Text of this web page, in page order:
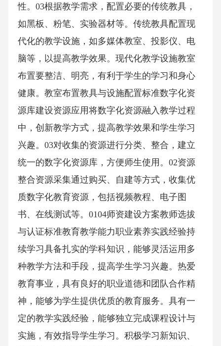
性。03根据教学需求，配置必要的传统教具，
如黑板、粉笔、实验器材等。传统教具配置现
代化的教学设施，如多媒体教室、投影仪、电
脑等，以提高教学效果。现代化教学设施教室
布置要整洁、明亮，有利于学生的学习和身心
健康。教室布置教具与设施配置标准数字化资
源库建设资源应用将数字化资源融入教学过程
中，创新教学方式，提高教学效果和学生学习
兴趣。03对收集的资源进行分类、整合，建立
统一的数字化资源库，方便师生使用。02资源
整合资源采集通过购买、自建等方式，收集优
质数字化教育资源，包括视频教程、电子图
书、在线测试等。0104师资建设方案教师选拔
与认证标准教育教学能力职业素养实践经验持
续学习具备扎实的学科知识，能够灵活运用多
种教学方法和手段，提高学生学习兴趣。热爱
教育事业，具有良好的职业道德和团队合作精
神，能够为学生提供优质的教育服务。具有一
定的教学实践经验，能够独立完成课程设计与
实施，有效指导学生学习。积极学习新知识、